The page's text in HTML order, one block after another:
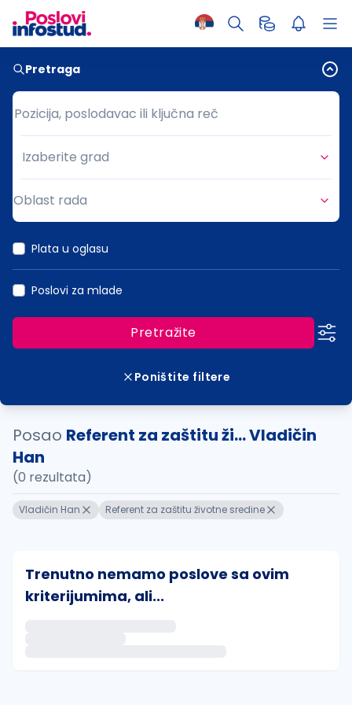
Pretraga
Pozicija, poslodavac ili ključna reč
Pozicija, poslodavac ili ključna reč
Grad
Izaberite grad
Oblast rada
Plata u oglasu
Poslovi za mlade
Pretražite
Poništite filtere
Posao Referent za zaštitu ži... Vladičin
Han
(0 rezultata)
Vladičin Han Referent za zaštitu životne sredine
Trenutno nemamo poslove sa ovim
kriterijumima, ali...